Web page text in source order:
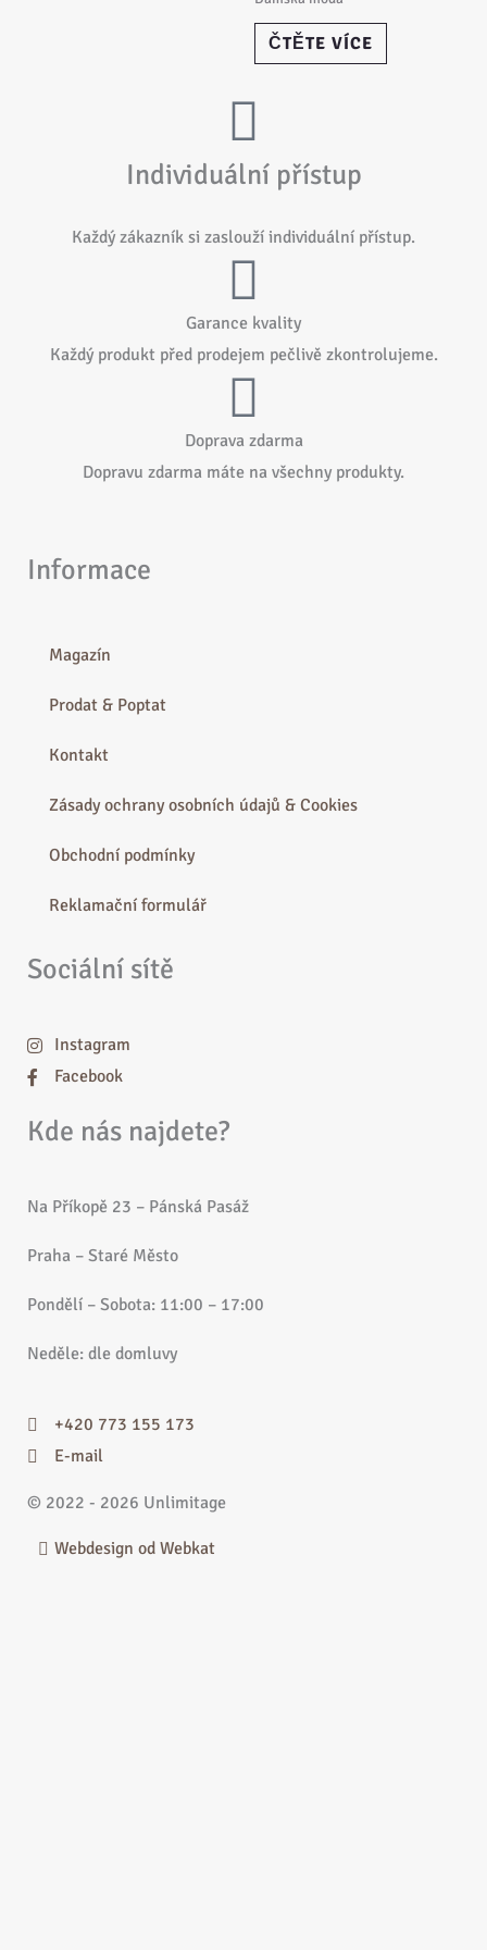
ČTĚTE VÍCE
Individuální přístup
Každý zákazník si zaslouží individuální přístup.
Garance kvality
Každý produkt před prodejem pečlivě zkontrolujeme.
Doprava zdarma
Dopravu zdarma máte na všechny produkty.
Informace
Magazín
Prodat & Poptat
Kontakt
Zásady ochrany osobních údajů & Cookies
Obchodní podmínky
Reklamační formulář
Sociální sítě
Instagram
Facebook
Kde nás najdete?
Na Příkopě 23 – Pánská Pasáž
Praha – Staré Město
Pondělí – Sobota: 11:00 – 17:00
Neděle: dle domluvy
+420 773 155 173
E-mail
© 2022 - 2026 Unlimitage
Webdesign od Webkat